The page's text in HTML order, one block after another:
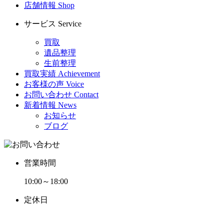
店舗情報 Shop
サービス Service
買取
遺品整理
生前整理
買取実績 Achievement
お客様の声 Voice
お問い合わせ Contact
新着情報 News
お知らせ
ブログ
営業時間
10:00～18:00
定休日